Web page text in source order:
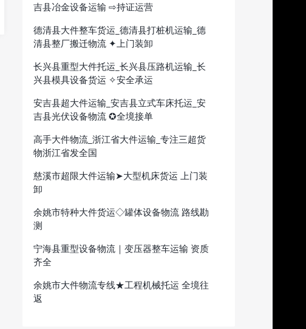
吉县冶金设备运输 ⇨持证运营
德清县大件整车货运_德清县打桩机运输_德
清县整厂搬迁物流 ✦上门装卸
长兴县重型大件托运_长兴县压路机运输_长
兴县模具设备货运 ✧安全承运
安吉县超大件运输_安吉县立式车床托运_安
吉县光伏设备物流 ✪全境接单
高手大件物流_浙江省大件运输_专注三超货
物浙江省发全国
慈溪市超限大件运输➤大型机床货运 上门装
卸
余姚市特种大件货运◇罐体设备物流 路线勘
测
宁海县重型设备物流｜变压器整车运输 资质
齐全
余姚市大件物流专线★工程机械托运 全境往
返